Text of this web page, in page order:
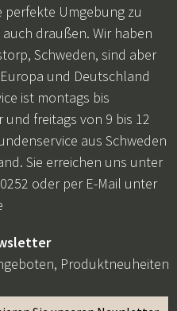
perfekte Umgebung zu
draußen. Wir haben
Schweden, sind aber
und Deutschland
ist montags bis
freitags von 9 bis 12
aus Schweden
Sie erreichen uns unter
oder per E-Mail unter
Produktneuheiten